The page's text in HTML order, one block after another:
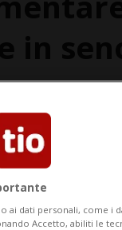
ai dati personali, come i
Accetto, abiliti le